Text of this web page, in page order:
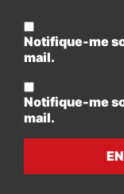
Notifique-me
mail.
Notifique-me
mail.